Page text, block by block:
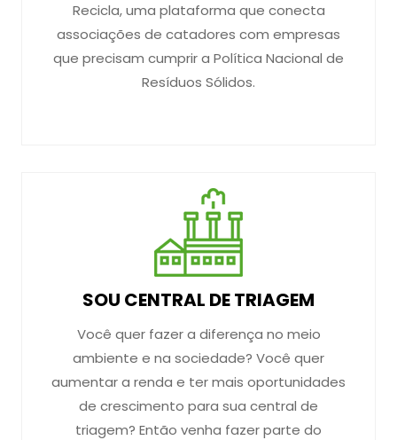
Recicla, uma plataforma que conecta
associações de catadores com empresas
que precisam cumprir a Política Nacional de
Resíduos Sólidos.
SOU CENTRAL DE TRIAGEM
Você quer fazer a diferença no meio
ambiente e na sociedade? Você quer
aumentar a renda e ter mais oportunidades
de crescimento para sua central de
triagem? Então venha fazer parte do